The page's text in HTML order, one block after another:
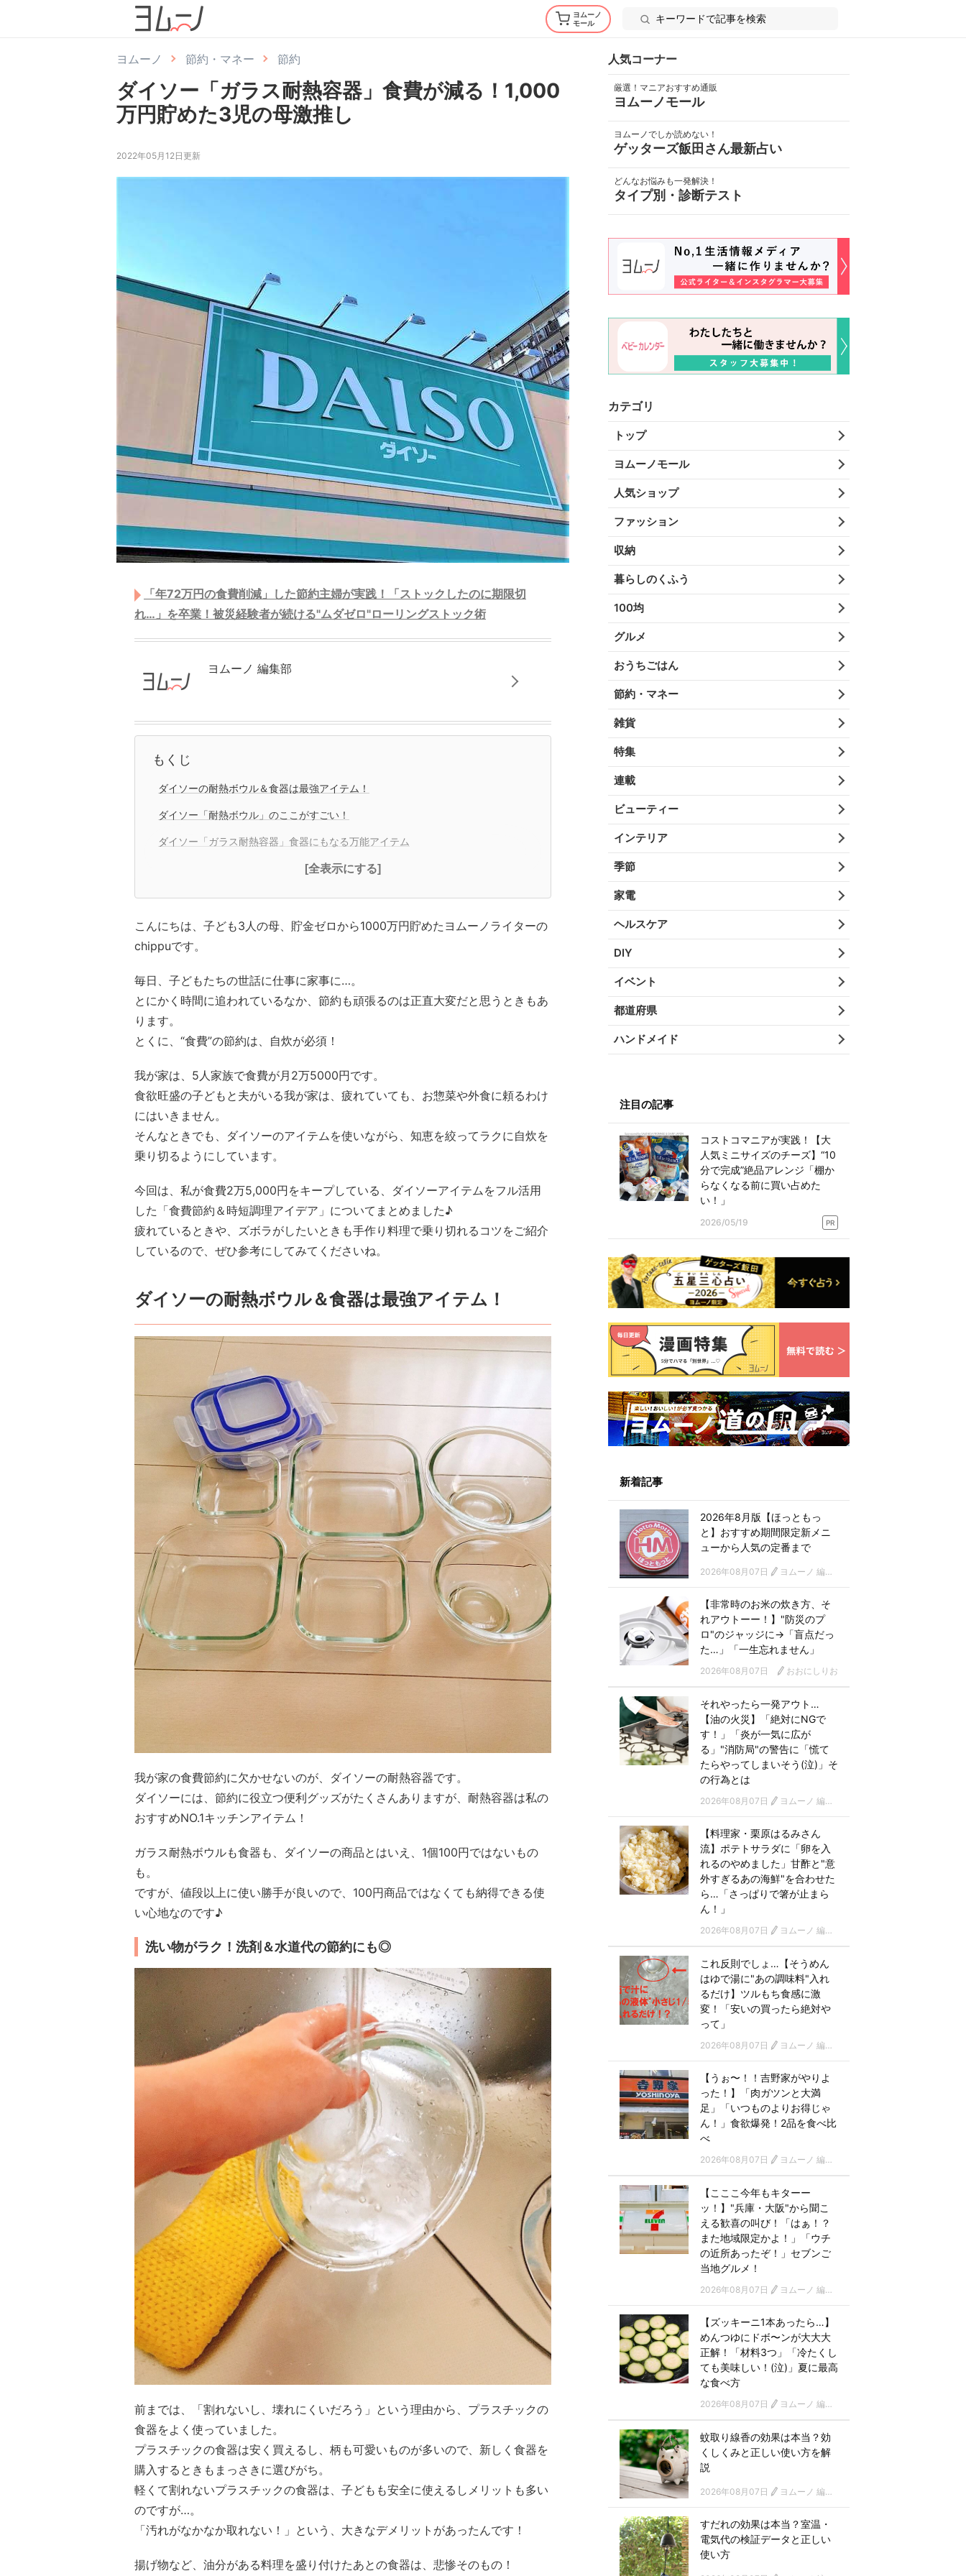
ヨムーノ
モール
ヨムーノ 節約・マネー 節約
ダイソー「ガラス耐熱容器」食費が減る！1,000
万円貯めた3児の母激推し
2022年05月12日更新
「年72万円の食費削減」した節約主婦が実践！「ストックしたのに期限切
れ…」を卒業！被災経験者が続ける"ムダゼロ"ローリングストック術
ヨムーノ 編集部
もくじ
ダイソーの耐熱ボウル＆食器は最強アイテム！
ダイソー「耐熱ボウル」のここがすごい！
ダイソー「ガラス耐熱容器」食器にもなる万能アイテム
[全表示にする]
こんにちは、子ども3人の母、貯金ゼロから1000万円貯めたヨムーノライターの
chippuです。
毎日、子どもたちの世話に仕事に家事に…。
とにかく時間に追われているなか、節約も頑張るのは正直大変だと思うときもあ
ります。
とくに、“食費”の節約は、自炊が必須！
我が家は、5人家族で食費が月2万5000円です。
食欲旺盛の子どもと夫がいる我が家は、疲れていても、お惣菜や外食に頼るわけ
にはいきません。
そんなときでも、ダイソーのアイテムを使いながら、知恵を絞ってラクに自炊を
乗り切るようにしています。
今回は、私が食費2万5,000円をキープしている、ダイソーアイテムをフル活用
した「食費節約＆時短調理アイデア」についてまとめました♪
疲れているときや、ズボラがしたいときも手作り料理で乗り切れるコツをご紹介
しているので、ぜひ参考にしてみてくださいね。
ダイソーの耐熱ボウル＆食器は最強アイテム！
我が家の食費節約に欠かせないのが、ダイソーの耐熱容器です。
ダイソーには、節約に役立つ便利グッズがたくさんありますが、耐熱容器は私の
おすすめNO.1キッチンアイテム！
ガラス耐熱ボウルも食器も、ダイソーの商品とはいえ、1個100円ではないもの
も。
ですが、値段以上に使い勝手が良いので、100円商品ではなくても納得できる使
い心地なのです♪
洗い物がラク！洗剤＆水道代の節約にも◎
前までは、「割れないし、壊れにくいだろう」という理由から、プラスチックの
食器をよく使っていました。
プラスチックの食器は安く買えるし、柄も可愛いものが多いので、新しく食器を
購入するときもまっさきに選びがち。
軽くて割れないプラスチックの食器は、子どもも安全に使えるしメリットも多い
のですが…。
「汚れがなかなか取れない！」という、大きなデメリットがあったんです！
揚げ物など、油分がある料理を盛り付けたあとの食器は、悲惨そのもの！
人気コーナー
厳選！マニアおすすめ通販
ヨムーノモール
ヨムーノでしか読めない！
ゲッターズ飯田さん最新占い
どんなお悩みも一発解決！
タイプ別・診断テスト
カテゴリ
トップ
ヨムーノモール
人気ショップ
ファッション
収納
暮らしのくふう
100均
グルメ
おうちごはん
節約・マネー
雑貨
特集
連載
ビューティー
インテリア
季節
家電
ヘルスケア
DIY
イベント
都道府県
ハンドメイド
注目の記事
コストコマニアが実践！【大
人気ミニサイズのチーズ】“10
分で完成”絶品アレンジ「棚か
らなくなる前に買い占めた
い！」
2026/05/19 PR
新着記事
2026年8月版【ほっともっ
と】おすすめ期間限定新メニ
ューから人気の定番まで
2026年08月07日 ヨムーノ 編集部
【非常時のお米の炊き方、そ
れアウトーー！】"防災のプ
ロ"のジャッジに→「盲点だっ
た…」「一生忘れません」
2026年08月07日 おおにしりお
それやったら一発アウト…
【油の火災】「絶対にNGで
す！」「炎が一気に広が
る」"消防局"の警告に「慌て
たらやってしまいそう(泣)」そ
の行為とは
2026年08月07日 ヨムーノ 編集部
【料理家・栗原はるみさん
流】ポテトサラダに「卵を入
れるのやめました」甘酢と"意
外すぎるあの海鮮"を合わせた
ら…「さっぱりで箸が止まら
ん！」
2026年08月07日 ヨムーノ 編集部
これ反則でしょ…【そうめん
はゆで湯に"あの調味料"入れ
るだけ】ツルもち食感に激
変！「安いの買ったら絶対や
って」
2026年08月07日 ヨムーノ 編集部
【うぉ〜！！吉野家がやりよ
った！】「肉ガツンと大満
足」「いつものよりお得じゃ
ん！」食欲爆発！2品を食べ比
べ
2026年08月07日 ヨムーノ 編集部
【こここ今年もキターー
ッ！】"兵庫・大阪"から聞こ
える歓喜の叫び！「はぁ！？
また地域限定かよ！」「ウチ
の近所あったぞ！」セブンご
当地グルメ！
2026年08月07日 ヨムーノ 編集部
【ズッキーニ1本あったら…】
めんつゆにドボ〜ンが大大大
正解！「材料3つ」「冷たくし
ても美味しい！(泣)」夏に最高
な食べ方
2026年08月07日 ヨムーノ 編集部
蚊取り線香の効果は本当？効
くしくみと正しい使い方を解
説
2026年08月07日 ヨムーノ 編集部
すだれの効果は本当？室温・
電気代の検証データと正しい
使い方